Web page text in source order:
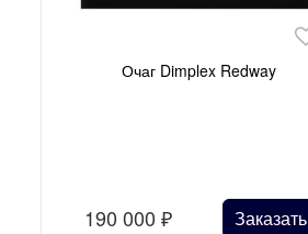
Очаг Dimplex Redway
190 000 ₽ Заказать